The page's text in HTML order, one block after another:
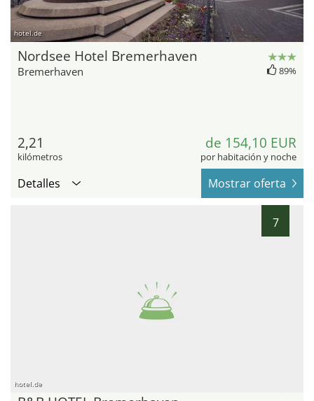
hotel.de
Nordsee Hotel Bremerhaven
Bremerhaven 89%
2,21
kilómetros
de 154,10 EUR
por habitación y noche
Detalles Mostrar oferta
7
hotel.de